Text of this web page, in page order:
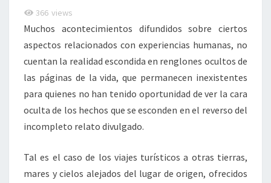
366 views
Muchos acontecimientos difundidos sobre ciertos
aspectos relacionados con experiencias humanas, no
cuentan la realidad escondida en renglones ocultos de
las páginas de la vida, que permanecen inexistentes
para quienes no han tenido oportunidad de ver la cara
oculta de los hechos que se esconden en el reverso del
incompleto relato divulgado.
Tal es el caso de los viajes turísticos a otras tierras,
mares y cielos alejados del lugar de origen, ofrecidos